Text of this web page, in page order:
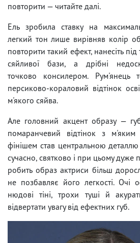
повторити — читайте далі.
Ель зробила ставку на
легкий тон лише вирівняв колір
повторити такий ефект, нанесіть
сяйливої бази, а дрібні
точково консилером. Рум'янець
персиково-кораловий відтінок
м'якого сяйва.
Але головний акцент образу —
помаранчевий відтінок з
фінішем став центральною деталлю
сучасно, святково і при цьому
робить образ актриси більш
не позбавляє його легкості. Очі
нюдові тіні, трохи туші й
відвертати увагу від ефектних губ.